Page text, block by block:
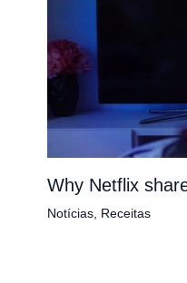
Why Netflix
Notícias, Receitas